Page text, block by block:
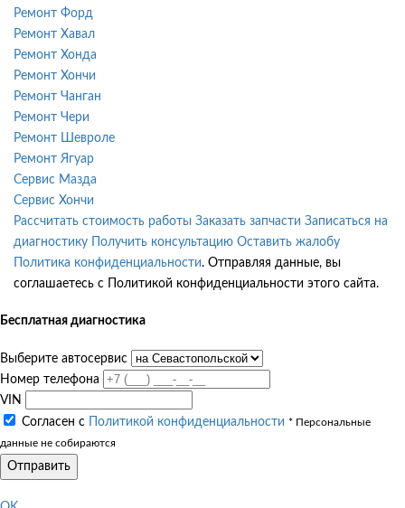
Ремонт Форд
Ремонт Хавал
Ремонт Хонда
Ремонт Хончи
Ремонт Чанган
Ремонт Чери
Ремонт Шевроле
Ремонт Ягуар
Сервис Мазда
Сервис Хончи
Рассчитать стоимость работы Заказать запчасти Записаться на
диагностику
Получить консультацию Оставить жалобу
Политика конфиденциальности. Отправляя данные, вы
соглашаетесь с Политикой конфиденциальности этого сайта.
Бесплатная диагностика
Выберите автосервис
Номер телефона
VIN
Согласен с
Политикой конфиденциальности * Персональные
данные не собираются
Отправить